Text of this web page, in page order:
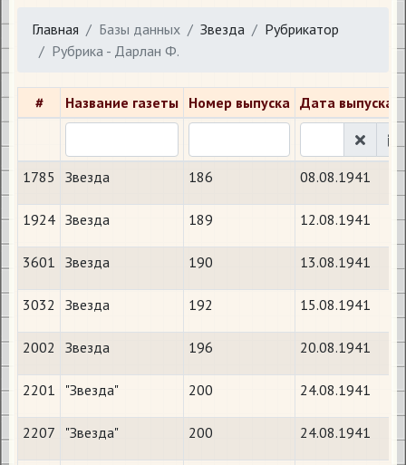
Главная Базы данных Звезда
Рубрикатор
Рубрика - Дарлан Ф.
# Название газеты Номер выпуска Дата выпуска
1785 Звезда 186 08.08.1941
1924 Звезда 189 12.08.1941
3601 Звезда 190 13.08.1941
3032 Звезда 192 15.08.1941
2002 Звезда 196 20.08.1941
2201 "Звезда" 200 24.08.1941
2207 "Звезда" 200 24.08.1941